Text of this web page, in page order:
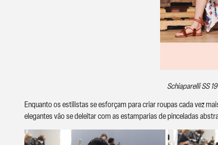
Schiaparelli SS
Enquanto os estilistas se esforçam para criar roupas cada vez
elegantes vão se deleitar com as estamparias de pinceladas